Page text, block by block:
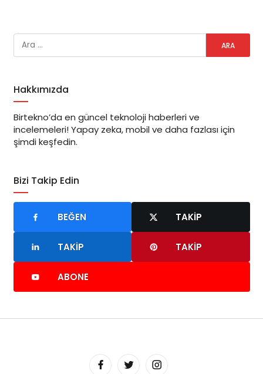
Hakkımızda
Birtekno’da en güncel teknoloji haberleri ve
incelemeleri! Yapay zeka, mobil ve daha fazlası için
şimdi keşfedin.
Bizi Takip Edin
BEĞEN TAKIP
TAKIP TAKIP
ABONE